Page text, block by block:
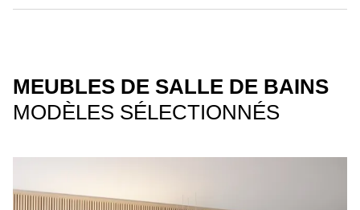
MEUBLES DE SALLE DE BAINS
MODÈLES SÉLECTIONNÉS